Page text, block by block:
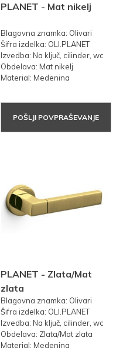
PLANET - Mat nikelj
Blagovna znamka: Olivari
Šifra izdelka: OLI.PLANET
Izvedba: Na ključ, cilinder, wc
Obdelava: Mat nikelj
Material: Medenina
POŠLJI POVPRAŠEVANJE
PLANET - Zlata/Mat
zlata
Blagovna znamka: Olivari
Šifra izdelka: OLI.PLANET
Izvedba: Na ključ, cilinder, wc
Obdelava: Zlata/Mat zlata
Material: Medenina